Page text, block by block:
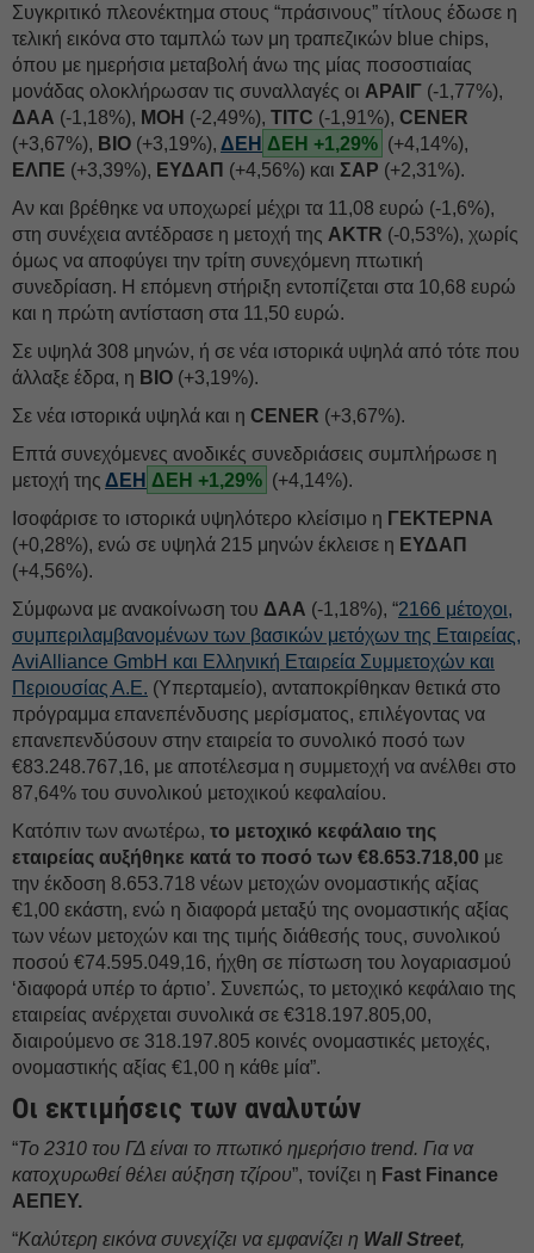
Συγκριτικό πλεονέκτημα στους “πράσινους” τίτλους έδωσε η
τελική εικόνα στο ταμπλώ των μη τραπεζικών blue chips,
όπου με ημερήσια μεταβολή άνω της μίας ποσοστιαίας
μονάδας ολοκλήρωσαν τις συναλλαγές οι ΑΡΑΙΓ (-1,77%),
ΔΑΑ (-1,18%), ΜΟΗ (-2,49%), TITC (-1,91%), CENER
(+3,67%), ΒΙΟ (+3,19%), ΔΕΗ ΔΕΗ +1,29% (+4,14%),
ΕΛΠΕ (+3,39%), ΕΥΔΑΠ (+4,56%) και ΣΑΡ (+2,31%).
Αν και βρέθηκε να υποχωρεί μέχρι τα 11,08 ευρώ (-1,6%),
στη συνέχεια αντέδρασε η μετοχή της AKTR (-0,53%), χωρίς
όμως να αποφύγει την τρίτη συνεχόμενη πτωτική
συνεδρίαση. Η επόμενη στήριξη εντοπίζεται στα 10,68 ευρώ
και η πρώτη αντίσταση στα 11,50 ευρώ.
Σε υψηλά 308 μηνών, ή σε νέα ιστορικά υψηλά από τότε που
άλλαξε έδρα, η ΒΙΟ (+3,19%).
Σε νέα ιστορικά υψηλά και η CENER (+3,67%).
Επτά συνεχόμενες ανοδικές συνεδριάσεις συμπλήρωσε η
μετοχή της ΔΕΗ ΔΕΗ +1,29% (+4,14%).
Ισοφάρισε το ιστορικά υψηλότερο κλείσιμο η ΓΕΚΤΕΡΝΑ
(+0,28%), ενώ σε υψηλά 215 μηνών έκλεισε η ΕΥΔΑΠ
(+4,56%).
Σύμφωνα με ανακοίνωση του ΔΑΑ (-1,18%), “2166 μέτοχοι,
συμπεριλαμβανομένων των βασικών μετόχων της Εταιρείας,
AviAlliance GmbH και Ελληνική Εταιρεία Συμμετοχών και
Περιουσίας Α.Ε. (Υπερταμείο), ανταποκρίθηκαν θετικά στο
πρόγραμμα επανεπένδυσης μερίσματος, επιλέγοντας να
επανεπενδύσουν στην εταιρεία το συνολικό ποσό των
€83.248.767,16, με αποτέλεσμα η συμμετοχή να ανέλθει στο
87,64% του συνολικού μετοχικού κεφαλαίου.
Κατόπιν των ανωτέρω, το μετοχικό κεφάλαιο της
εταιρείας αυξήθηκε κατά το ποσό των €8.653.718,00 με
την έκδοση 8.653.718 νέων μετοχών ονομαστικής αξίας
€1,00 εκάστη, ενώ η διαφορά μεταξύ της ονομαστικής αξίας
των νέων μετοχών και της τιμής διάθεσής τους, συνολικού
ποσού €74.595.049,16, ήχθη σε πίστωση του λογαριασμού
‘διαφορά υπέρ το άρτιο’. Συνεπώς, το μετοχικό κεφάλαιο της
εταιρείας ανέρχεται συνολικά σε €318.197.805,00,
διαιρούμενο σε 318.197.805 κοινές ονομαστικές μετοχές,
ονομαστικής αξίας €1,00 η κάθε μία”.
Οι εκτιμήσεις των αναλυτών
“Το 2310 του ΓΔ είναι το πτωτικό ημερήσιο trend. Για να
κατοχυρωθεί θέλει αύξηση τζίρου”, τονίζει η Fast Finance
ΑΕΠΕΥ.
“Καλύτερη εικόνα συνεχίζει να εμφανίζει η Wall Street,